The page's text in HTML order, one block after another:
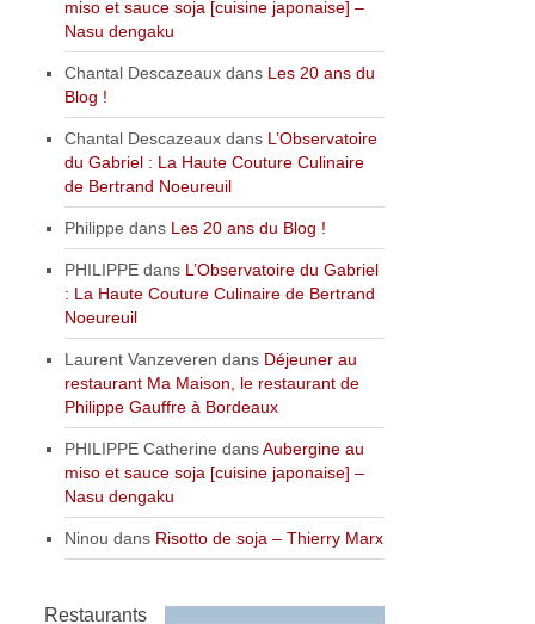
miso et sauce soja [cuisine japonaise] –
Nasu dengaku
Chantal Descazeaux dans Les 20 ans du
Blog !
Chantal Descazeaux dans L’Observatoire
du Gabriel : La Haute Couture Culinaire
de Bertrand Noeureuil
Philippe dans Les 20 ans du Blog !
PHILIPPE dans L’Observatoire du Gabriel
: La Haute Couture Culinaire de Bertrand
Noeureuil
Laurent Vanzeveren dans Déjeuner au
restaurant Ma Maison, le restaurant de
Philippe Gauffre à Bordeaux
PHILIPPE Catherine dansAubergine au
miso et sauce soja [cuisine japonaise] –
Nasu dengaku
Ninou dans Risotto de soja – Thierry Marx
Restaurants